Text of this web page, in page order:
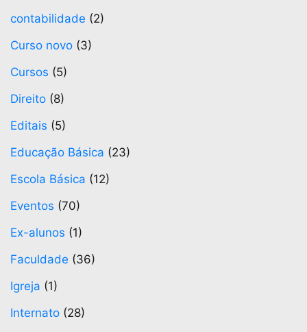
contabilidade (2)
Curso novo (3)
Cursos (5)
Direito (8)
Editais (5)
Educação Básica (23)
Escola Básica (12)
Eventos (70)
Ex-alunos (1)
Faculdade (36)
Igreja (1)
Internato (28)